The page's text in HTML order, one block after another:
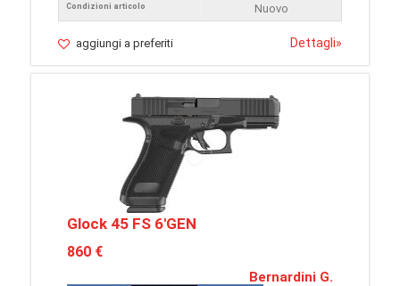
Condizioni articolo
Nuovo
aggiungi a preferiti Dettagli»
Glock 45 FS 6'GEN
860 €
Bernardini G.